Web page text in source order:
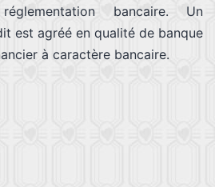
bancaire. Un
est agréé en qualité de banque
à caractère bancaire.